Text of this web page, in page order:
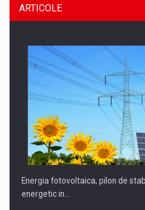
CEO Conference - Shaping The
ARTICOLE
Energia fotovoltaica, pilon de
energetic in…